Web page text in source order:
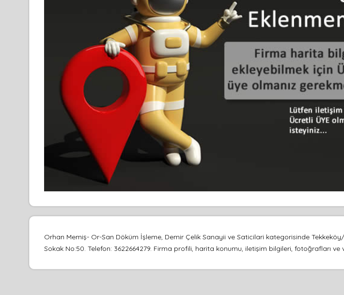
Orhan Memiş- Or-San Döküm İşleme, Demir Çelik Sanayii ve Saticilari kategorisinde
Sokak No:50. Telefon: 3622664279. Firma profili, harita konumu, iletişim bilgileri, fotoğrafları